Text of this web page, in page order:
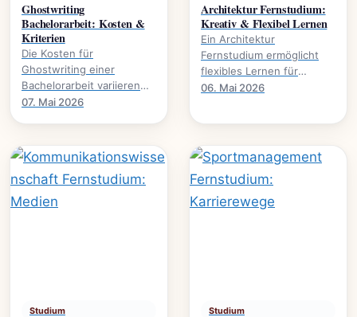
Ghostwriting
Bachelorarbeit: Kosten &
Kriterien
Die Kosten für
Ghostwriting einer
Bachelorarbeit variieren
stark. Dieser Leitfaden
und gibt.
07. Mai 2026
Architektur Fernstudium:
Kreativ & Flexibel Lernen
Ein Architektur
Fernstudium ermöglicht
flexibles Lernen für
kreative Köpfe.
06. Mai 2026
Studium Studium